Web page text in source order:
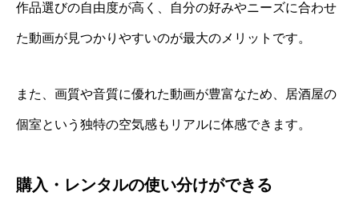
作品選びの自由度が高く、自分の好みやニーズに合わせ
た動画が見つかりやすいのが最大のメリットです。
また、画質や音質に優れた動画が豊富なため、居酒屋の
個室という独特の空気感もリアルに体感できます。
購入・レンタルの使い分けができる